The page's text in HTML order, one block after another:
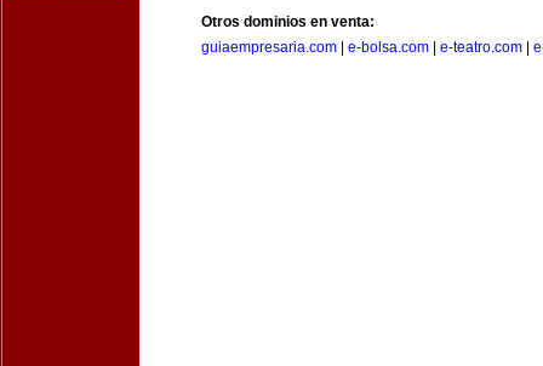
Otros dominios en venta:
guiaempresaria.com
e-bolsa.com e-teatro.com